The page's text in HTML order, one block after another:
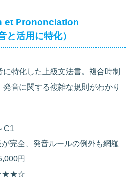
et Prononciation
活用に特化）
に特化した上級文法書。複合時制
音に関する複雑な規則がわかり
C1
完全、発音ルールの例外も網羅
円